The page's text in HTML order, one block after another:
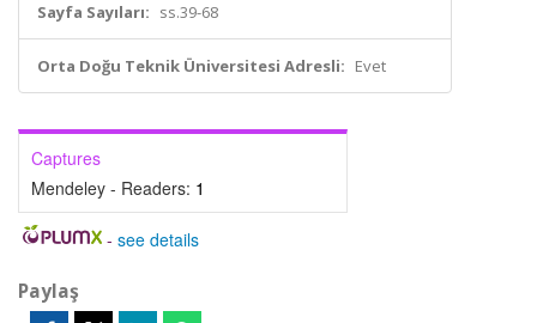
Sayfa Sayıları: ss.39-68
Orta Doğu Teknik Üniversitesi Adresli: Evet
Captures
Mendeley - Readers: 1
- see details
Paylaş